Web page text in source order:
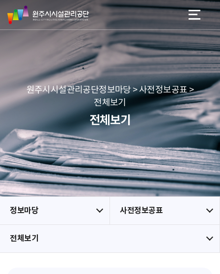
네
본문 바로가기
메뉴 바로가기
원
주
시
리
공
단
원주시시설관리공단정보마당 > 사전정보공표 >
전체보기
전체보기
정보마당 사전정보공표
전체보기